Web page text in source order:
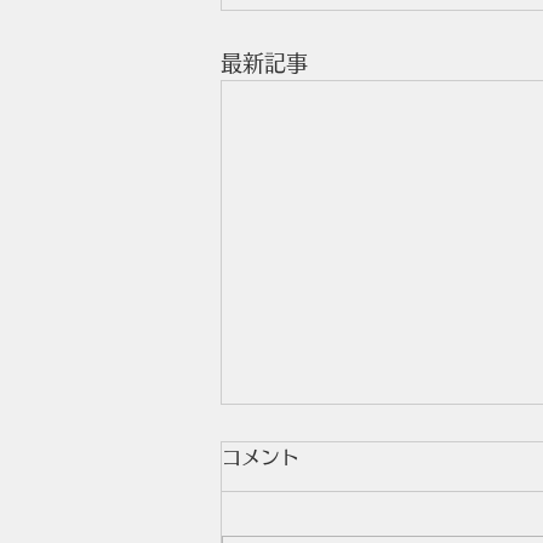
最新記事
公開授業
コメント